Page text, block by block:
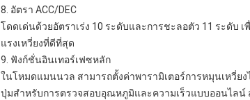
8. อัตรา ACC/DEC
โดดเด่นด้วยอัตราเร่ง 10 ระดับและการชะลอตัว 11 ระดับ
แรงเหวี่ยงที่ดีที่สุด
9. ฟังก์ชั่นอินเทอร์เฟซหลัก
ในโหมดแมนนวล สามารถตั้งค่าพารามิเตอร์การหมุนเหวี่ยง
ปุ่มสำหรับการตรวจสอบอุณหภูมิและความเร็วแบบออนไลน์